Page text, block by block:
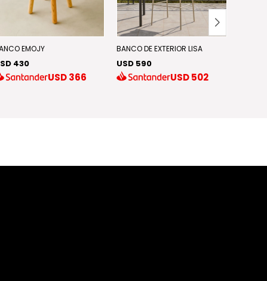
EMOJY
430
USD366
BANCO DE EXTERIOR LISA
USD 590
USD502